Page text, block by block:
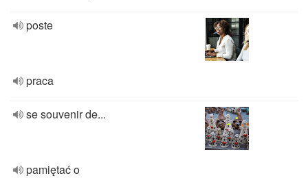
poste
praca
se souvenir de...
pamiętać o